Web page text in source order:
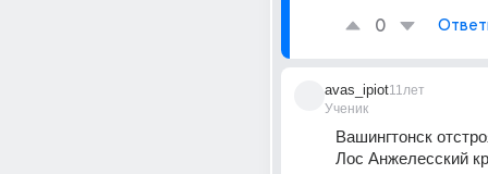
0
avas_ipiot
Ученик
11лет
Вашингтонск
Лос Анжелесский